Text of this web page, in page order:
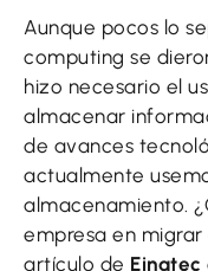
Aunque pocos lo
computing se
hizo necesario el
almacenar
de avances
actualmente
almacenamiento.
empresa en migrar
artículo de Einatec